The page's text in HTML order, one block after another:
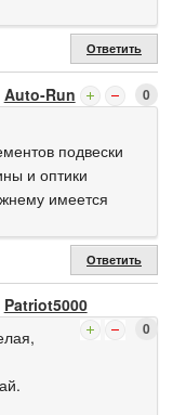
Ответить
Auto-Run 0
подвески
и оптики
имеется
Ответить
Patriot5000
0